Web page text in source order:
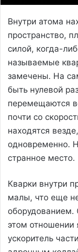
Внутри атома
пространство,
силой, когда-
называемые
замечены. На
быть нулевой
перемещаются
почти со
находятся
одновременно.
странное место.
Кварки внутри
малы, что еще
этом отношении
ускоритель